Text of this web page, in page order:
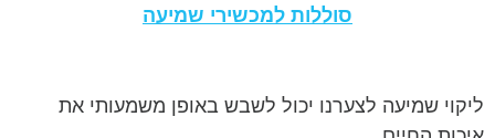
סוללות למכשירי שמיעה
ליקוי שמיעה לצערנו יכול לשבש באופן משמעותי את